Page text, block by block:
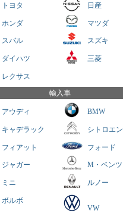
トヨタ 日産
ホンダ マツダ
スバル スズキ
ダイハツ 三菱
レクサス
輸入車
アウディ BMW
キャデラック シトロエン
フィアット フォード
ジャガー M・ベンツ
ミニ ルノー
ボルボ
VW
重なセダンだが800万円は高いかも
さくらもち
を乗せられる男のロマン
クトスペシャリティーSUV
陸の巡洋艦